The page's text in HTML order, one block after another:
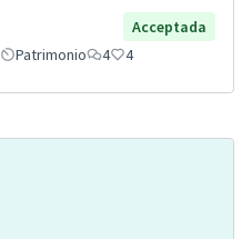
Acceptada
Patrimonio 4 4